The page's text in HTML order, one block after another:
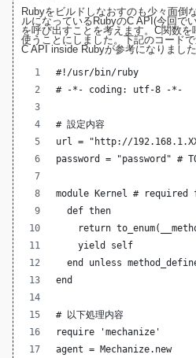
Rubyをビルドしなおすのも少々面倒
ルになっているRubyのC API(今回で
を呼び出すことを考えます。C関数
使うことにしました。下記のコード
C API inside Rubyが参考になりまし
#!/usr/bin/ruby
# -*- coding: utf-8 -*-
# 設定内容
url = "http://
password = "password" #
module Kernel #
  def then
return
    yield self
end unless
end
# 以下処理内容
require 'mechanize'
agent = Mechanize.new